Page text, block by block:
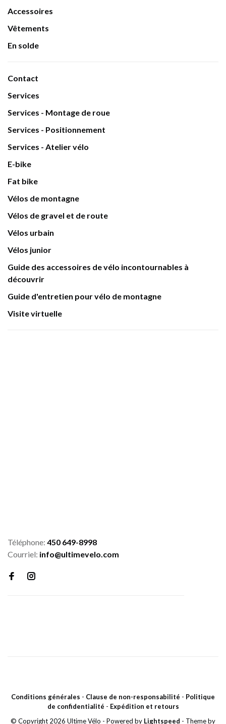
Accessoires
Vêtements
En solde
Contact
Services
Services - Montage de roue
Services - Positionnement
Services - Atelier vélo
E-bike
Fat bike
Vélos de montagne
Vélos de gravel et de route
Vélos urbain
Vélos junior
Guide des accessoires de vélo incontournables à
découvrir
Guide d'entretien pour vélo de montagne
Visite virtuelle
Téléphone: 450 649-8998
Courriel: info@ultimevelo.com
Conditions générales - Clause de non-responsabilité - Politique
de confidentialité - Expédition et retours
© Copyright 2026 Ultime Vélo - Powered by Lightspeed - Theme by